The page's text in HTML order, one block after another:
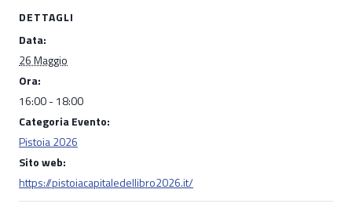
DETTAGLI
Data:
26 Maggio
Ora:
16:00 - 18:00
Categoria Evento:
Pistoia 2026
Sito web:
https://pistoiacapitaledellibro2026.it/